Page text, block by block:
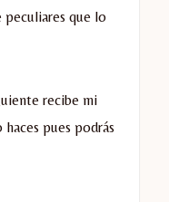
peculiares que lo
recibe mi
pues podrás